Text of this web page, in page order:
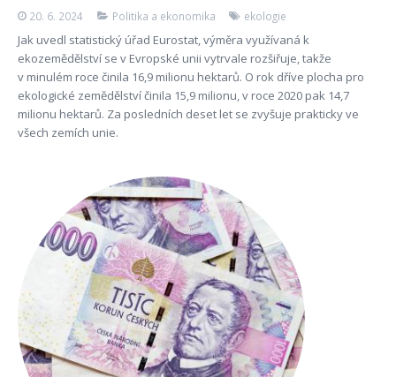
20. 6. 2024 Politika a ekonomika ekologie
Jak uvedl statistický úřad Eurostat, výměra využívaná k
ekozemědělství se v Evropské unii vytrvale rozšiřuje, takže
v minulém roce činila 16,9 milionu hektarů. O rok dříve plocha pro
ekologické zemědělství činila 15,9 milionu, v roce 2020 pak 14,7
milionu hektarů. Za posledních deset let se zvyšuje prakticky ve
všech zemích unie.